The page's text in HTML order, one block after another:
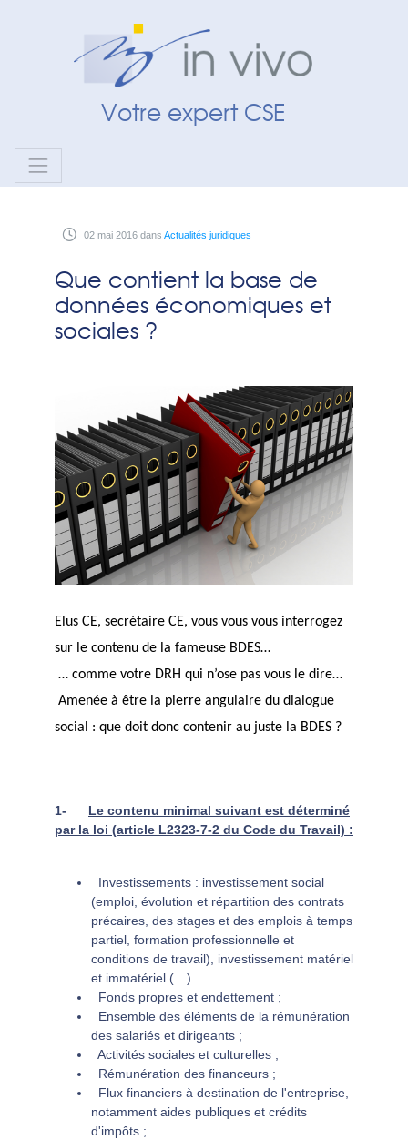
Votre expert CSE
02 mai 2016 dans Actualités juridiques
Que contient la base de
données économiques et
sociales ?
Elus CE, secrétaire CE, vous vous vous interrogez
sur le contenu de la fameuse BDES…
… comme votre DRH qui n’ose pas vous le dire…
Amenée à être la pierre angulaire du dialogue
social : que doit donc contenir au juste la BDES ?
1- Le contenu minimal suivant est déterminé
par la loi (article L2323-7-2 du Code du Travail) :
Investissements : investissement social
(emploi, évolution et répartition des contrats
précaires, des stages et des emplois à temps
partiel, formation professionnelle et
conditions de travail), investissement matériel
et immatériel (…)
Fonds propres et endettement ;
Ensemble des éléments de la rémunération
des salariés et dirigeants ;
Activités sociales et culturelles ;
Rémunération des financeurs ;
Flux financiers à destination de l'entreprise,
notamment aides publiques et crédits
d'impôts ;